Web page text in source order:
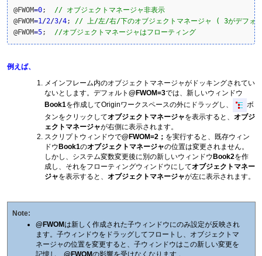
@FWOM=0; // オブジェクトマネージャ非表示
@FWOM=1 /2/3/4; // 上/左/右/下のオブジェクトマネージャ ( 3がデフォ
@FWOM=5; //オブジェクトマネージャはフローティング
例えば、
メインフレーム内のオブジェクトマネージャがドッキングされてい
ないとします。デフォルト @FWOM=3では、新しいウィンドウ
Book1を作成してOriginワークスペースの外にドラッグし、
ボ
タンをクリックしてオブジェクトマネージャを表示すると、 オブジ
ェクトマネージャが右側に表示されます。
スクリプトウィンドウで@FWOM=2； を実行すると、既存ウィン
ドウ Book1のオブジェクトマネージャの位置は変更されません。
しかし、システム変数変更後に別の新しいウィンドウ Book2を作
成し、それをフローティングウィンドウにしてオブジェクトマネー
ジャを表示すると、 オブジェクトマネージャが左に表示されます。
Note:
@FWOMは新しく作成された子ウィンドウにのみ設定が反映され
ます。子ウィンドウをドラッグしてフロートし、オブジェクトマ
ネージャの位置を変更すると、子ウィンドウはこの新しい変更を
記憶し、 @FWOMの影響を受けなくなります 。